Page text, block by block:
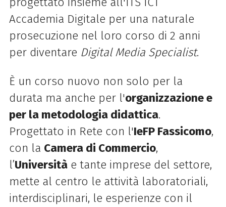
Accademia Digitale per una naturale
prosecuzione nel loro corso di 2 anni
per diventare Digital Media Specialist.
È un corso nuovo non solo per la
durata ma anche per l'organizzazione e
per la metodologia didattica.
Progettato in Rete con l'IeFP Fassicomo,
con la Camera di Commercio,
l’Universitàe tante imprese del settore,
mette al centro le attività laboratoriali,
interdisciplinari, le esperienze con il